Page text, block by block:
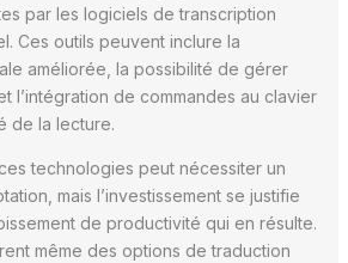
par les logiciels de transcription
Ces outils peuvent inclure la
améliorée, la possibilité de gérer
l’intégration de commandes au clavier
de la lecture.
technologies peut nécessiter un
mais l’investissement se justifie
de productivité qui en résulte.
même des options de traduction